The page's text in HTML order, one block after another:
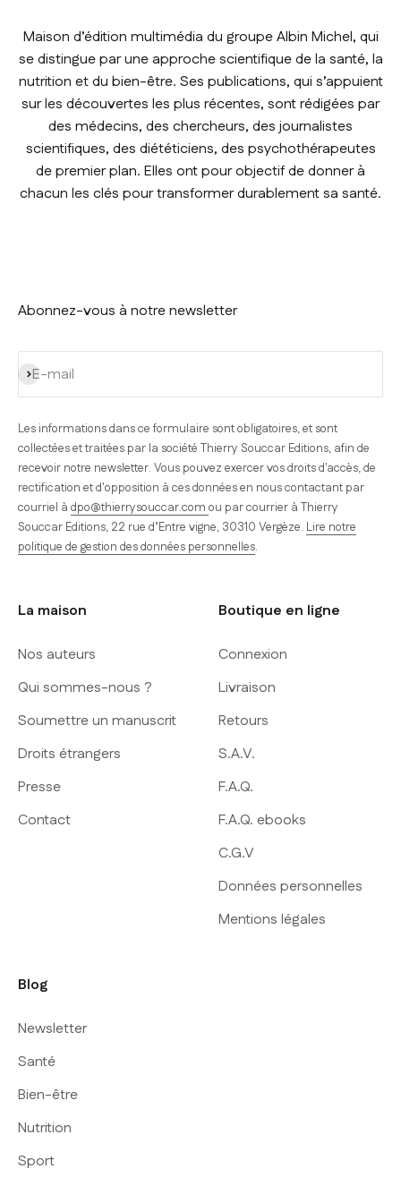
Maison d’édition multimédia du groupe Albin Michel, qui
se distingue par une approche scientifique de la santé, la
nutrition et du bien-être. Ses publications, qui s’appuient
sur les découvertes les plus récentes, sont rédigées par
des médecins, des chercheurs, des journalistes
scientifiques, des diététiciens, des psychothérapeutes
de premier plan. Elles ont pour objectif de donner à
chacun les clés pour transformer durablement sa santé.
Abonnez-vous à notre newsletter
E-mail
S'inscrire
Les informations dans ce formulaire sont obligatoires, et sont
collectées et traitées par la société Thierry Souccar Editions, afin de
recevoir notre newsletter. Vous pouvez exercer vos droits d'accès, de
rectification et d'opposition à ces données en nous contactant par
courriel à dpo@thierrysouccar.com ou par courrier à Thierry
Souccar Editions, 22 rue d’Entre vigne, 30310 Vergèze. Lire notre
politique de gestion des données personnelles.
La maison
Nos auteurs
Qui sommes-nous ?
Soumettre un manuscrit
Droits étrangers
Presse
Contact
Boutique en ligne
Connexion
Livraison
Retours
S.A.V.
F.A.Q.
F.A.Q. ebooks
C.G.V
Données personnelles
Mentions légales
Blog
Newsletter
Santé
Bien-être
Nutrition
Sport